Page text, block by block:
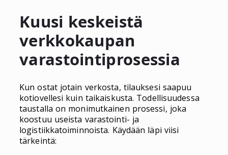
Kuusi keskeistä
verkkokaupan
varastointiprosessia
Kun ostat jotain verkosta, tilauksesi saapuu
kotiovellesi kuin taikaiskusta. Todellisuudessa
taustalla on monimutkainen prosessi, joka
koostuu useista varastointi- ja
logistiikkatoiminnoista. Käydään läpi viisi
tärkeintä: